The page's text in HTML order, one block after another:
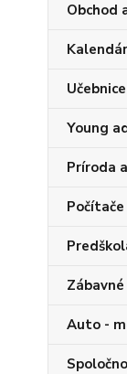
Obchod
Učebnice
Young
Príroda
Počítače
Auto -